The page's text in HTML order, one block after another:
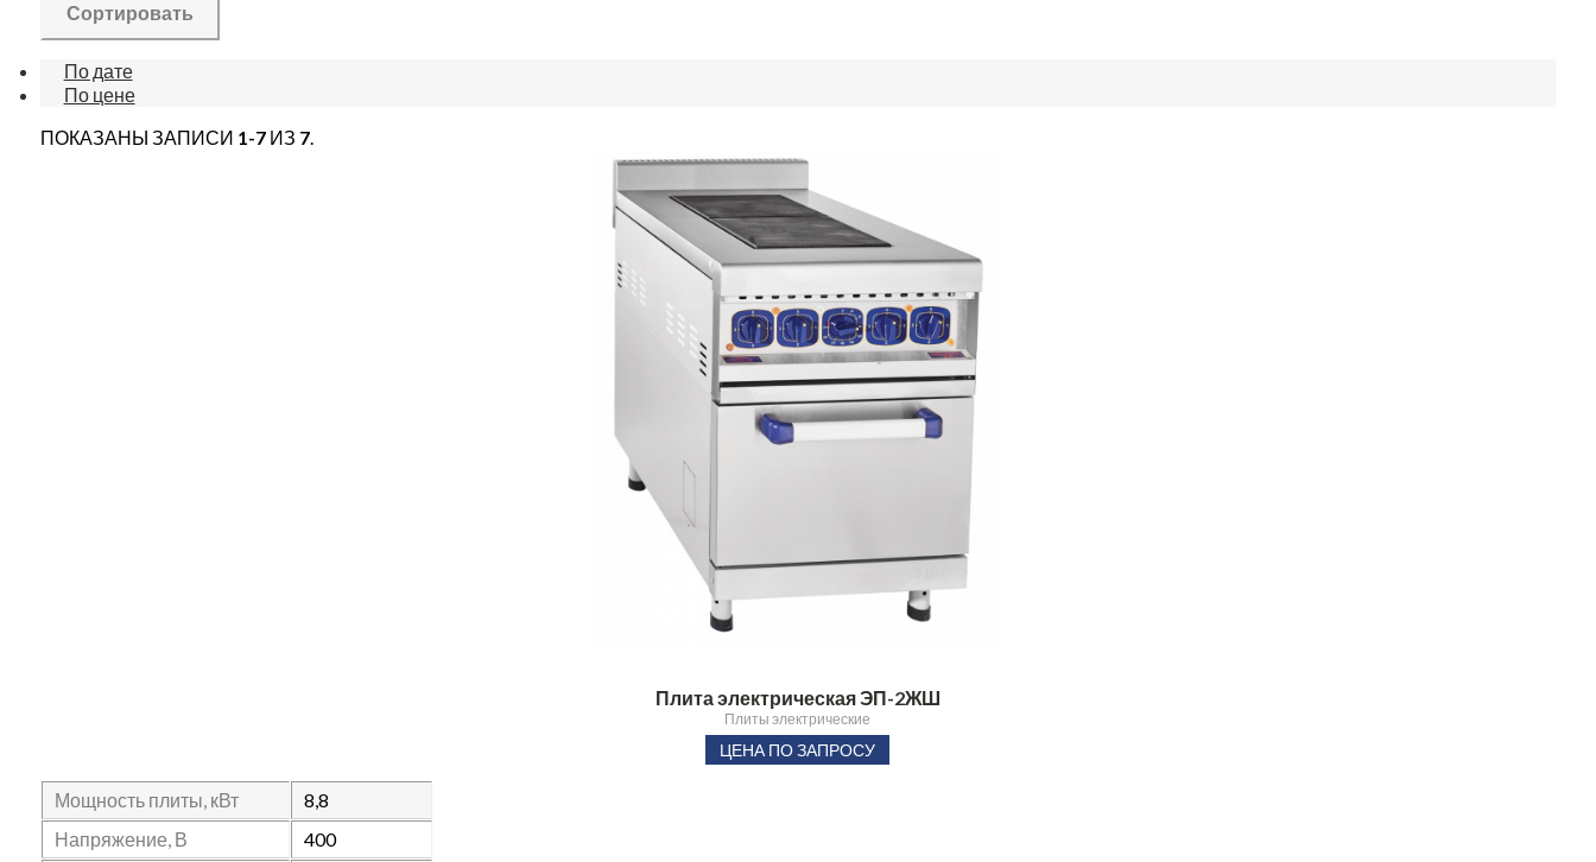
Сортировать
По дате
По цене
ПОКАЗАНЫ ЗАПИСИ 1-7ИЗ 7.
Плита электрическая ЭП-2ЖШ
Плиты электрические
ЦЕНА ПО ЗАПРОСУ
Мощность плиты, кВт
8,8
Напряжение, В
400